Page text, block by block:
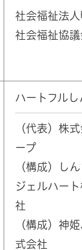
社会福祉法
社会福祉協
ハートフルし
（代表）株
ープ
（構成）し
ジェルハー
社
（構成）神
式会社